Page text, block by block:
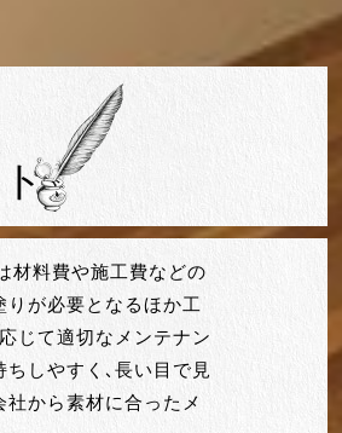
材料費や施工費などの
りが必要となるほか工
じて適切なメンテナン
しやすく、長い目で見
社から素材に合ったメ